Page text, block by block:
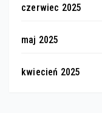
czerwiec 2025
maj 2025
kwiecień 2025